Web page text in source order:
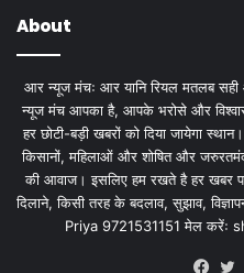
About
आर न्यूज मंचः आर यानि रियल मतलब
न्यूज मंच आपका है, आपके भरोसे और
हर छोटी-बड़ी खबरों को दिया जायेगा
किसानों, महिलाओं और शोषित और
की आवाज। इसलिए हम रखते है हर खबर
दिलाने, किसी तरह के बदलाव, सुझाव,
Priya 9721531151 मेल करेंः